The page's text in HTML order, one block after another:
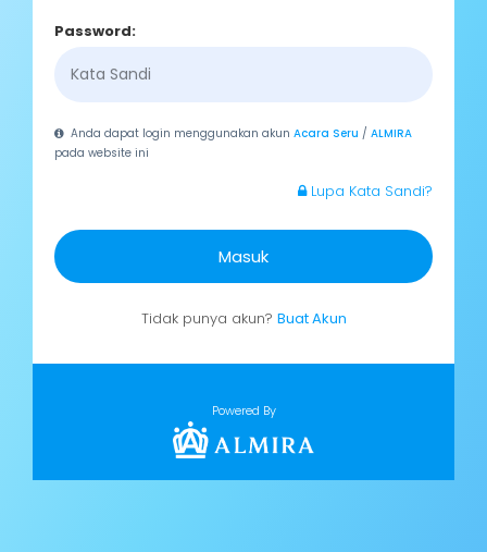
Password:
Anda dapat login menggunakan akunAcara Seru /ALMIRA
pada website ini
Lupa Kata Sandi?
Masuk
Tidak punya akun? Buat Akun
Powered By